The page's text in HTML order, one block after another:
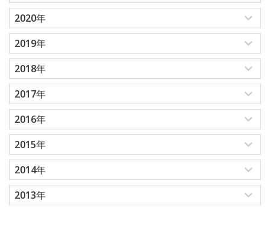
2020年
2019年
2018年
2017年
2016年
2015年
2014年
2013年